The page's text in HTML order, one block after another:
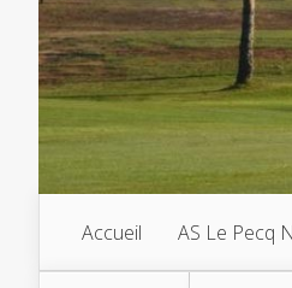
Accueil AS Le Pecq